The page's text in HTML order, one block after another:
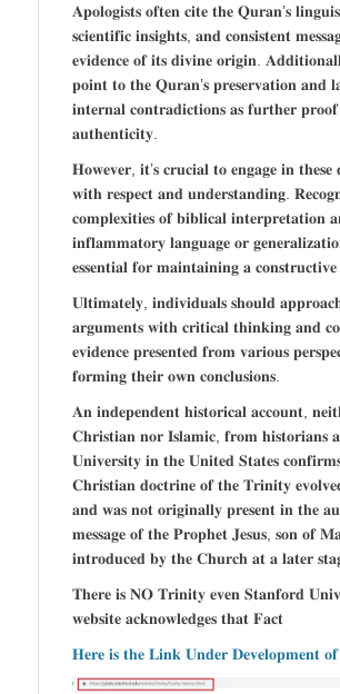
𝐀𝐩𝐨𝐥𝐨𝐠𝐢𝐬𝐭𝐬 𝐨𝐟𝐭𝐞𝐧 𝐜𝐢𝐭𝐞 𝐭𝐡𝐞 𝐐𝐮𝐫𝐚𝐧’𝐬
𝐬𝐜𝐢𝐞𝐧𝐭𝐢𝐟𝐢𝐜 𝐢𝐧𝐬𝐢𝐠𝐡𝐭𝐬, 𝐚𝐧𝐝 𝐜𝐨𝐧𝐬𝐢𝐬𝐭𝐞𝐧𝐭
𝐞𝐯𝐢𝐝𝐞𝐧𝐜𝐞 𝐨𝐟 𝐢𝐭𝐬 𝐝𝐢𝐯𝐢𝐧𝐞 𝐨𝐫𝐢𝐠𝐢𝐧.
𝐩𝐨𝐢𝐧𝐭 𝐭𝐨 𝐭𝐡𝐞 𝐐𝐮𝐫𝐚𝐧’𝐬 𝐩𝐫𝐞𝐬𝐞𝐫𝐯𝐚𝐭𝐢𝐨𝐧 𝐚𝐧𝐝
𝐢𝐧𝐭𝐞𝐫𝐧𝐚𝐥 𝐜𝐨𝐧𝐭𝐫𝐚𝐝𝐢𝐜𝐭𝐢𝐨𝐧𝐬 𝐚𝐬 𝐟𝐮𝐫𝐭𝐡𝐞𝐫 𝐩𝐫𝐨𝐨𝐟
𝐚𝐮𝐭𝐡𝐞𝐧𝐭𝐢𝐜𝐢𝐭𝐲.
𝐇𝐨𝐰𝐞𝐯𝐞𝐫, 𝐢𝐭’𝐬 𝐜𝐫𝐮𝐜𝐢𝐚𝐥 𝐭𝐨 𝐞𝐧𝐠𝐚𝐠𝐞 𝐢𝐧 𝐭𝐡𝐞𝐬𝐞
𝐰𝐢𝐭𝐡 𝐫𝐞𝐬𝐩𝐞𝐜𝐭 𝐚𝐧𝐝 𝐮𝐧𝐝𝐞𝐫𝐬𝐭𝐚𝐧𝐝𝐢𝐧𝐠.
𝐜𝐨𝐦𝐩𝐥𝐞𝐱𝐢𝐭𝐢𝐞𝐬 𝐨𝐟 𝐛𝐢𝐛𝐥𝐢𝐜𝐚𝐥 𝐢𝐧𝐭𝐞𝐫𝐩𝐫𝐞𝐭𝐚𝐭𝐢𝐨𝐧
𝐢𝐧𝐟𝐥𝐚𝐦𝐦𝐚𝐭𝐨𝐫𝐲 𝐥𝐚𝐧𝐠𝐮𝐚𝐠𝐞 𝐨𝐫
𝐞𝐬𝐬𝐞𝐧𝐭𝐢𝐚𝐥 𝐟𝐨𝐫 𝐦𝐚𝐢𝐧𝐭𝐚𝐢𝐧𝐢𝐧𝐠 𝐚 𝐜𝐨𝐧𝐬𝐭𝐫𝐮𝐜𝐭𝐢𝐯𝐞
𝐔𝐥𝐭𝐢𝐦𝐚𝐭𝐞𝐥𝐲, 𝐢𝐧𝐝𝐢𝐯𝐢𝐝𝐮𝐚𝐥𝐬 𝐬𝐡𝐨𝐮𝐥𝐝
𝐚𝐫𝐠𝐮𝐦𝐞𝐧𝐭𝐬 𝐰𝐢𝐭𝐡 𝐜𝐫𝐢𝐭𝐢𝐜𝐚𝐥 𝐭𝐡𝐢𝐧𝐤𝐢𝐧𝐠 𝐚𝐧𝐝
𝐞𝐯𝐢𝐝𝐞𝐧𝐜𝐞 𝐩𝐫𝐞𝐬𝐞𝐧𝐭𝐞𝐝 𝐟𝐫𝐨𝐦 𝐯𝐚𝐫𝐢𝐨𝐮𝐬
𝐟𝐨𝐫𝐦𝐢𝐧𝐠 𝐭𝐡𝐞𝐢𝐫 𝐨𝐰𝐧 𝐜𝐨𝐧𝐜𝐥𝐮𝐬𝐢𝐨𝐧𝐬.
𝐀𝐧 𝐢𝐧𝐝𝐞𝐩𝐞𝐧𝐝𝐞𝐧𝐭 𝐡𝐢𝐬𝐭𝐨𝐫𝐢𝐜𝐚𝐥 𝐚𝐜𝐜𝐨𝐮𝐧𝐭,
𝐂𝐡𝐫𝐢𝐬𝐭𝐢𝐚𝐧 𝐧𝐨𝐫 𝐈𝐬𝐥𝐚𝐦𝐢𝐜, 𝐟𝐫𝐨𝐦 𝐡𝐢𝐬𝐭𝐨𝐫𝐢𝐚𝐧𝐬
𝐔𝐧𝐢𝐯𝐞𝐫𝐬𝐢𝐭𝐲 𝐢𝐧 𝐭𝐡𝐞 𝐔𝐧𝐢𝐭𝐞𝐝 𝐒𝐭𝐚𝐭𝐞𝐬
𝐂𝐡𝐫𝐢𝐬𝐭𝐢𝐚𝐧 𝐝𝐨𝐜𝐭𝐫𝐢𝐧𝐞 𝐨𝐟 𝐭𝐡𝐞 𝐓𝐫𝐢𝐧𝐢𝐭𝐲
𝐚𝐧𝐝 𝐰𝐚𝐬 𝐧𝐨𝐭 𝐨𝐫𝐢𝐠𝐢𝐧𝐚𝐥𝐥𝐲 𝐩𝐫𝐞𝐬𝐞𝐧𝐭 𝐢𝐧 𝐭𝐡𝐞
𝐦𝐞𝐬𝐬𝐚𝐠𝐞 𝐨𝐟 𝐭𝐡𝐞 𝐏𝐫𝐨𝐩𝐡𝐞𝐭 𝐉𝐞𝐬𝐮𝐬, 𝐬𝐨𝐧 𝐨𝐟
𝐢𝐧𝐭𝐫𝐨𝐝𝐮𝐜𝐞𝐝 𝐛𝐲 𝐭𝐡𝐞 𝐂𝐡𝐮𝐫𝐜𝐡 𝐚𝐭 𝐚 𝐥𝐚𝐭𝐞𝐫
𝐓𝐡𝐞𝐫𝐞 𝐢𝐬 𝐍𝐎 𝐓𝐫𝐢𝐧𝐢𝐭𝐲 𝐞𝐯𝐞𝐧 𝐒𝐭𝐚𝐧𝐟𝐨𝐫𝐝
𝐰𝐞𝐛𝐬𝐢𝐭𝐞 𝐚𝐜𝐤𝐧𝐨𝐰𝐥𝐞𝐝𝐠𝐞𝐬 𝐭𝐡𝐚𝐭 𝐅𝐚𝐜𝐭
𝐇𝐞𝐫𝐞 𝐢𝐬 𝐭𝐡𝐞 𝐋𝐢𝐧𝐤 𝐔𝐧𝐝𝐞𝐫 𝐃𝐞𝐯𝐞𝐥𝐨𝐩𝐦𝐞𝐧𝐭